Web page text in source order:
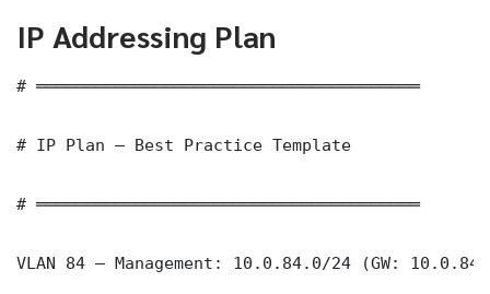
IP Addressing Plan
# ═══════════════════════════════════════
# IP Plan — Best Practice Template
# ═══════════════════════════════════════
VLAN 84 — Management: 10.0.84.0/24 (GW: